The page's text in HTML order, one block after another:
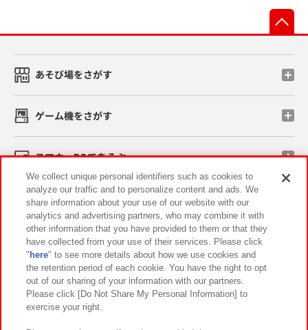
あそび場をさがす
ゲーム機をさがす
スマホ・PCであそぶ
イベント・キャンペーン
関連会社 サステナビリティ サイトポリシー
プライバシーポリシー ウェブアクセシビリティ方針と検証結果
お取引先さまとともに
We collect unique personal identifiers such as cookies to
analyze our traffic and to personalize content and ads. We
share information about your use of our website with our
analytics and advertising partners, who may combine it with
other information that you have provided to them or that they
have collected from your use of their services. Please click
" here" to see more details about how we use cookies and
the retention period of each cookie. You have the right to opt
out of our sharing of your information with our partners.
Please click [Do Not Share My Personal Information] to
exercise your right.